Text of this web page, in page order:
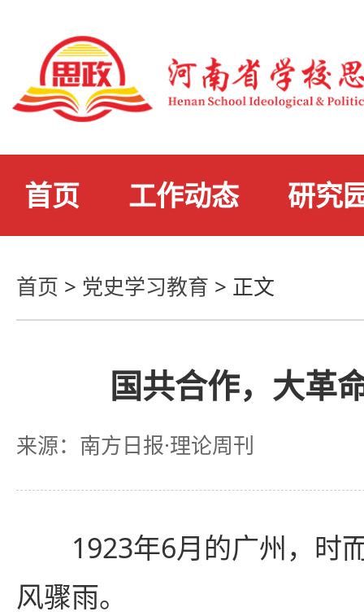
首页 工作动态 研究
首页 > 党史学习教育 > 正文
国共合作，大革
来源：南方日报·理论周刊
1923年6月的广州，时
风骤雨。